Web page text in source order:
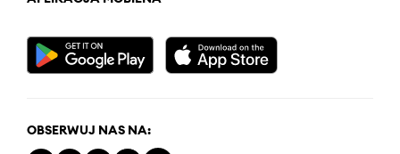
OBSERWUJ NAS NA: